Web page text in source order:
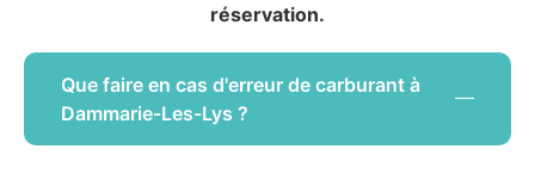
réservation.
Que faire en cas d'erreur de carburant à
Dammarie-Les-Lys ?